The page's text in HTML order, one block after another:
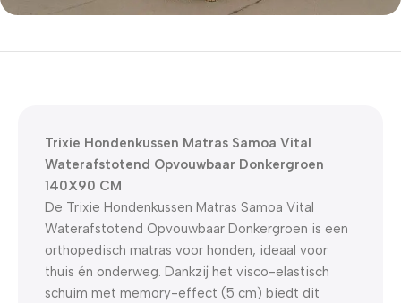
5% korting met code
Trixie Hondenkussen Matras Samoa Vital
Waterafstotend Opvouwbaar Donkergroen
140X90 CM
De Trixie Hondenkussen Matras Samoa Vital
Waterafstotend Opvouwbaar Donkergroen is een
orthopedisch matras voor honden, ideaal voor
thuis én onderweg. Dankzij het visco-elastisch
schuim met memory-effect (5 cm) biedt dit